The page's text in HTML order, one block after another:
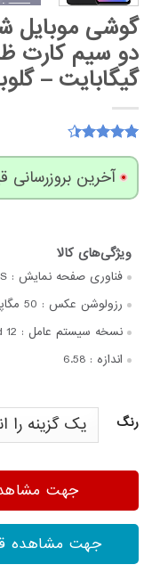
گیگابایت –
4.41
امتیاز
مشتری
آخرین بروزرسانی قیمت:
فناوری صفحه‌ نمایش :
رزولوشن عکس : 50 مگاپیکسل
نسخه سیستم عامل : 12
اندازه : 6.58
رنگ
جهت
جهت مشاهده